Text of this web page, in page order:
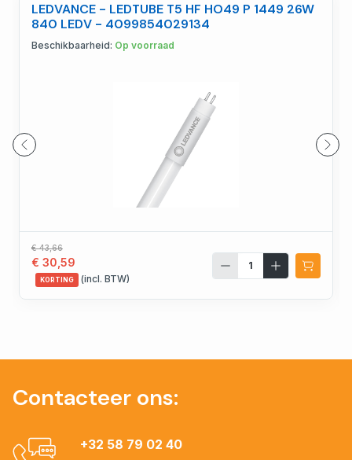
LEDVANCE - LEDTUBE T5 HF HO49 P 1449 26W
840 LEDV - 4099854029134
Beschikbaarheid: Op voorraad
€ 43,66
€ 30,59
KORTING (incl. BTW)
Contacteer ons:
+32 58 79 02 40